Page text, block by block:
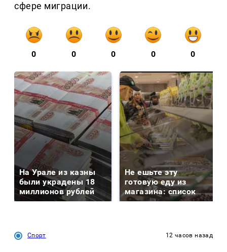
сфере миграции.
0 0 0 0 0
На Урале из казны
были украдены 18
миллионов рублей
Не ешьте эту
готовую еду из
магазина: список
Спорт 12 часов назад